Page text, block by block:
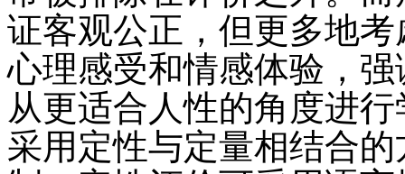
证客观公正，但更多地
心理感受和情感体验，
从更适合人性的角度进
采用定性与定量相结合